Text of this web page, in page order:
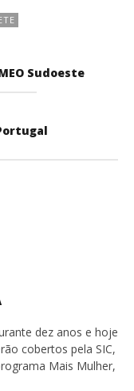
Sudoeste
dez anos e hoje
cobertos pela SIC,
Mais Mulher,